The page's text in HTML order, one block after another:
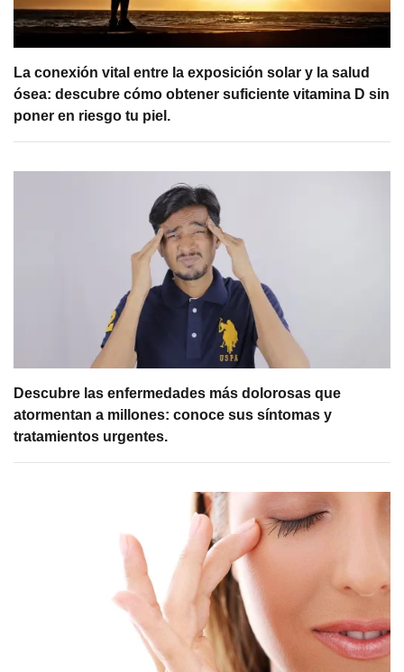
La conexión vital entre la exposición solar y la salud
ósea: descubre cómo obtener suficiente vitamina D sin
poner en riesgo tu piel.
Descubre las enfermedades más dolorosas que
atormentan a millones: conoce sus síntomas y
tratamientos urgentes.